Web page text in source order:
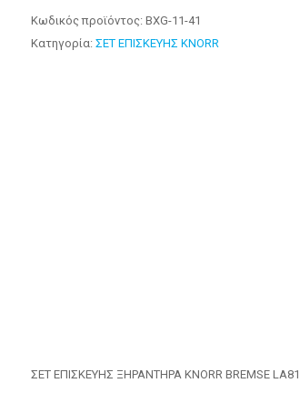
Κωδικός προϊόντος: BXG-11-41
Κατηγορία: ΣΕΤ ΕΠΙΣΚΕΥΗΣ KNORR
ΣΕΤ ΕΠΙΣΚΕΥΗΣ ΞΗΡΑΝΤΗΡΑ KNORR BREMSE LA81..